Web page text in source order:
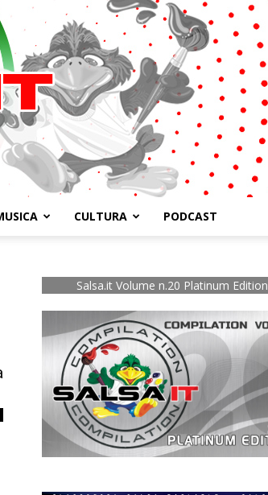
CULTURA PODCAST
Salsa.it Volume n.20 Platinum Edition